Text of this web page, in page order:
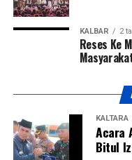
KALBAR 2
Reses Ke
KALTARA
Acara
Bitul